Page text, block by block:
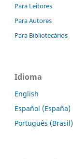
Para Leitores
Para Autores
Para Bibliotecários
Idioma
English
Español (España)
Português (Brasil)